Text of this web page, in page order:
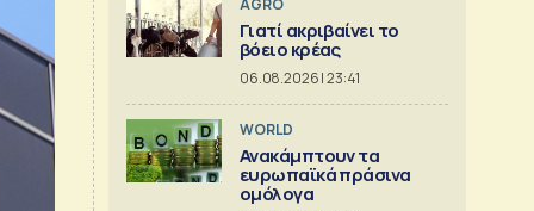
AGRO
Γιατί ακριβαίνει το
βόειο κρέας
06.08.2026 | 23:41
WORLD
Ανακάμπτουν τα
ευρωπαϊκά πράσινα
ομόλογα